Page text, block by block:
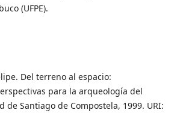
(UFPE).
Del terreno al espacio:
para la arqueología del
de Santiago de Compostela, 1999. URI: